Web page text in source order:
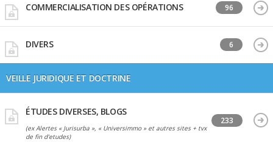
COMMERCIALISATION DES OPÉRATIONS 96
DIVERS 6
VEILLE JURIDIQUE ET DOCTRINE
ÉTUDES DIVERSES, BLOGS
(ex Alertes « Jurisurba », « Universimmo » et autres sites + tvx
de fin d'etudes)
233